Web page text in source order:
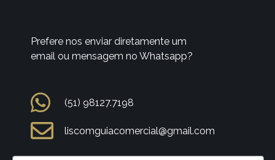
Prefere nos enviar diretamente um
email ou mensagem no Whatsapp?
(51) 98127.7198
liscomguiacomercial@gmail.com